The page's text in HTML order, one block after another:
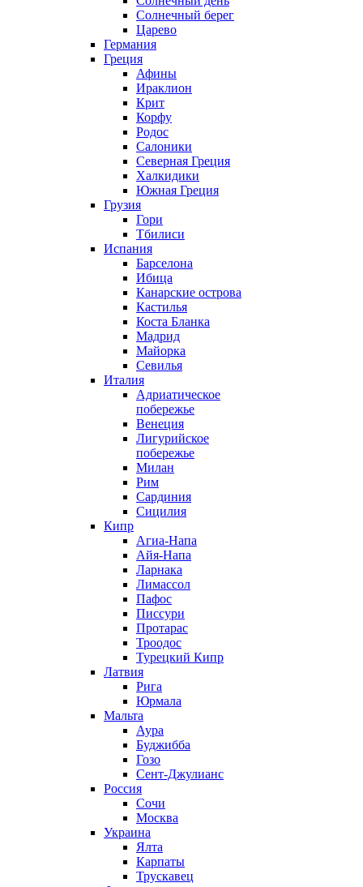
Солнечный берег
Царево
Германия
Греция
Афины
Ираклион
Крит
Корфу
Родос
Салоники
Северная Греция
Халкидики
Южная Греция
Грузия
Гори
Тбилиси
Испания
Барселона
Ибица
Канарские острова
Кастилья
Коста Бланка
Мадрид
Майорка
Севилья
Италия
Адриатическое
побережье
Венеция
Лигурийское
побережье
Милан
Рим
Сардиния
Сицилия
Кипр
Агиа-Напа
Айя-Напа
Ларнака
Лимассол
Пафос
Писсури
Протарас
Троодос
Турецкий Кипр
Латвия
Рига
Юрмала
Мальта
Аура
Буджибба
Гозо
Сент-Джулианс
Россия
Сочи
Москва
Украина
Ялта
Карпаты
Трускавец